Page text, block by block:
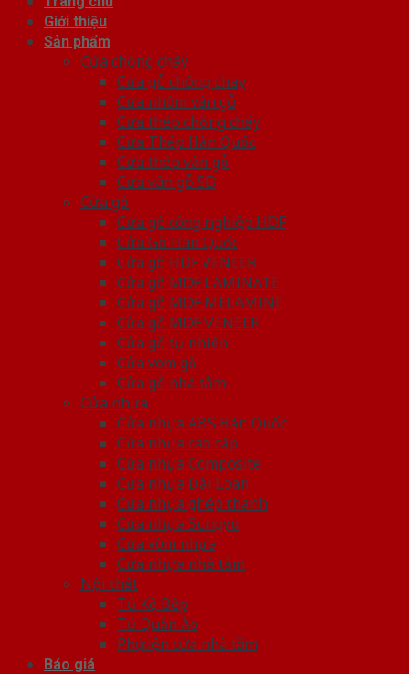
Giới thiệu
Sản phẩm
Cửa chống cháy
Cửa gỗ chống cháy
Cửa nhôm vân gỗ
Cửa thép chống cháy
Cửa Thép Hàn Quốc
Cửa thép vân gỗ
Cửa vân gỗ 5D
Cửa gỗ
Cửa gỗ công nghiệp HDF
Cửa Gỗ Hàn Quốc
Cửa gỗ HDF VENEER
Cửa gỗ MDF LAMINATE
Cửa gỗ MDF MELAMINE
Cửa gỗ MDF VENEER
Cửa gỗ tự nhiên
Cửa vòm gỗ
Cửa gỗ nhà tắm
Cửa nhựa
Cửa nhựa ABS Hàn Quốc
Cửa nhựa cao cấp
Cửa nhựa Composite
Cửa nhựa Đài Loan
Cửa nhựa ghép thanh
Cửa nhựa Sungyu
Cửa vòm nhựa
Cửa nhựa nhà tắm
Nội thất
Tủ Kệ Bếp
Tủ Quần Áo
Phụ kiện cửa nhà tắm
Báo giá